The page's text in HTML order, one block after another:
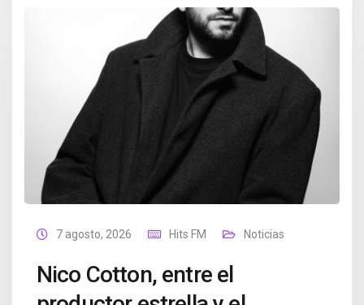
7 agosto, 2026 Hits FM Noticias
Nico Cotton, entre el